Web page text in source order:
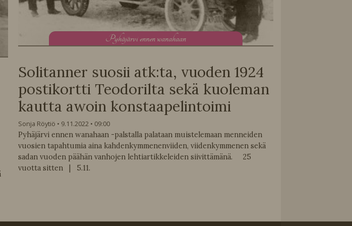
Pyhäjärvi ennen wanahaan
Solitanner suosii atk:ta, vuoden 1924
postikortti Teodorilta sekä kuoleman
kautta awoin konstaapelintoimi
Sonja Röytiö 9.11.2022
09:00
Pyhäjärvi ennen wanahaan -palstalla palataan muistelemaan menneiden
vuosien tapahtumia aina kahdenkymmenenviiden, viidenkymmenen sekä
sadan vuoden päähän vanhojen lehtiartikkeleiden siivittämänä. 25
vuotta sitten | 5.11.